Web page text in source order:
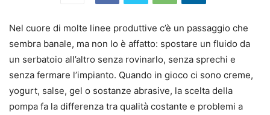
Nel cuore di molte linee produttive c’è un passaggio che
sembra banale, ma non lo è affatto: spostare un fluido da
un serbatoio all’altro senza rovinarlo, senza sprechi e
senza fermare l’impianto. Quando in gioco ci sono creme,
yogurt, salse, gel o sostanze abrasive, la scelta della
pompa fa la differenza tra qualità costante e problemi a